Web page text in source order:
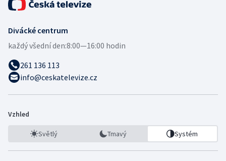
Divácké centrum
každý všední den:8:00—16:00 hodin
261 136 113
info@ceskatelevize.cz
Vzhled
Světlý Tmavý Systém